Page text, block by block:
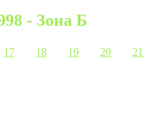
- Зона Б
17 18 19 20 21